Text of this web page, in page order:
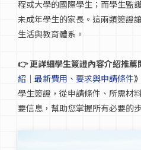
程或大學的國際學生；而學生監
未成年學生的家長。這兩類簽證
生活與教育體系。
👉 更詳細學生簽證內容介紹推薦
紹｜最新費用、要求與申請條件》
學生簽證，從申請條件、所需材
要信息，幫助您掌握所有必要的
留學台灣